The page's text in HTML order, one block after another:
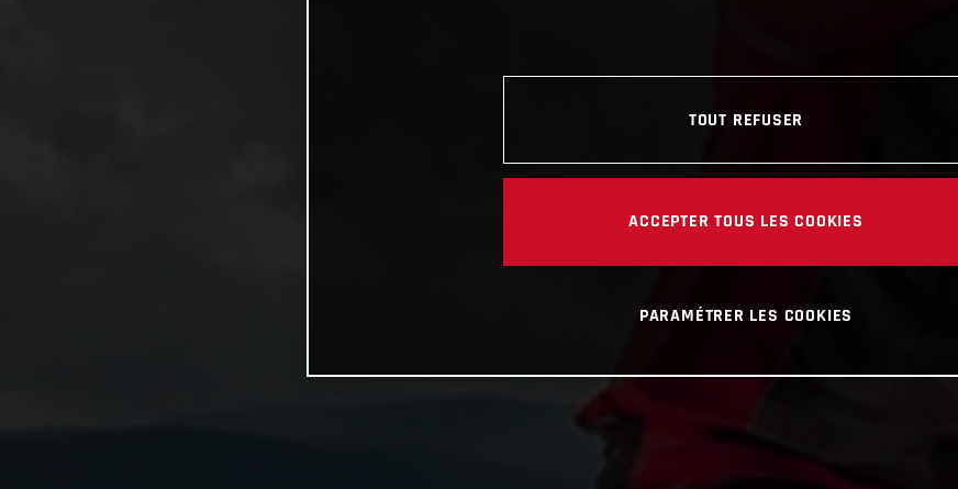
TOUT REFUSER
ACCEPTER TOUS LES COOKIES
PARAMÉTRER LES COOKIES